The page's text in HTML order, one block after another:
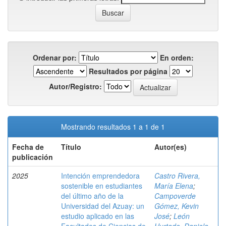
Ordenar por:
En orden:
Resultados por página
Autor/Registro:
Mostrando resultados 1 a 1 de 1
Fecha de
publicación
Título Autor(es)
2025
Intención emprendedora
sostenible en estudiantes
del último año de la
Universidad del Azuay: un
estudio aplicado en las
Castro Rivera,
María Elena;
Campoverde
Gómez, Kevin
José; León